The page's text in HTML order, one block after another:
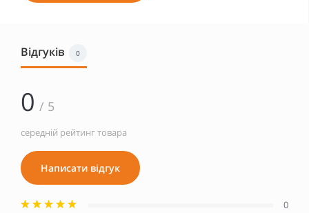
Відгуків 0
0 / 5
середній рейтинг товара
Написати відгук
0